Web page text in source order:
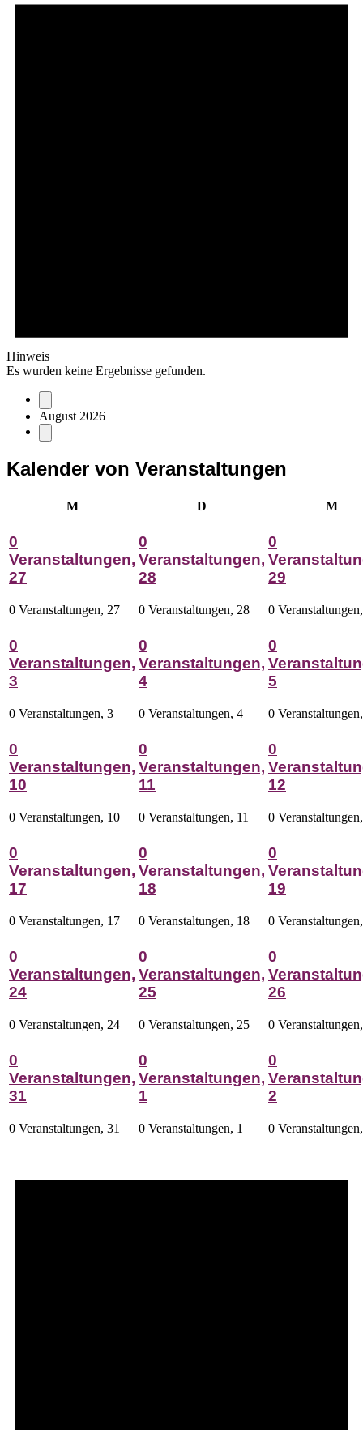
Hinweis
Es wurden keine Ergebnisse gefunden.
August 2026
Kalender von Veranstaltungen
MMontag D M
0
Veranstaltungen,
27
0 Veranstaltungen, 27
0
Veranstaltungen,
28
0 Veranstaltungen, 28
0
29
0
0
Veranstaltungen,
3
0 Veranstaltungen, 3
0
Veranstaltungen,
4
0 Veranstaltungen, 4
0
5
0
0
Veranstaltungen,
10
0 Veranstaltungen, 10
0
Veranstaltungen,
11
0 Veranstaltungen, 11
0
12
0
0
Veranstaltungen,
17
0 Veranstaltungen, 17
0
Veranstaltungen,
18
0 Veranstaltungen, 18
0
19
0
0
Veranstaltungen,
24
0 Veranstaltungen, 24
0
Veranstaltungen,
25
0 Veranstaltungen, 25
0
26
0
0
Veranstaltungen,
31
0 Veranstaltungen, 31
0
Veranstaltungen,
1
0 Veranstaltungen, 1
0
2
0